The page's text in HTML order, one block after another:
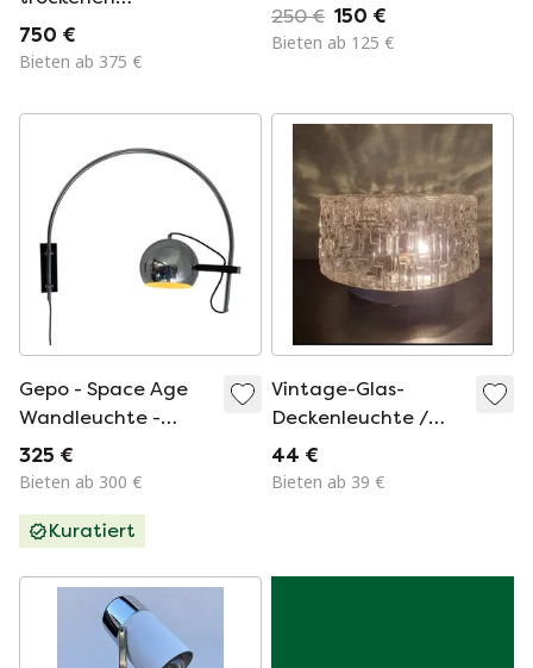
Milchflasche
750 €
Bieten ab 375 €
250 € 150 €
Bieten ab 125 €
Gepo - Space Age
Wandleuchte -
Vollchrom - Eyeball
Spot - Dutch Design
325 €
Bieten ab 300 €
Kuratiert
Vintage-Glas-
Deckenleuchte /
Deckenlampe -
60er/70er Jahre
44 €
Bieten ab 39 €